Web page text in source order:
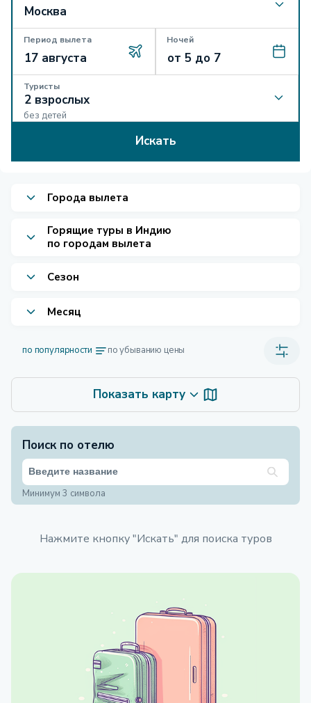
Период вылета Ночей
Туристы
без детей
Искать
Города вылета
Горящие туры в Индию
по городам вылета
Сезон
Месяц
по популярности по убыванию цены
Показать карту
Поиск по отелю
Минимум 3 символа
Нажмите кнопку "Искать" для поиска туров